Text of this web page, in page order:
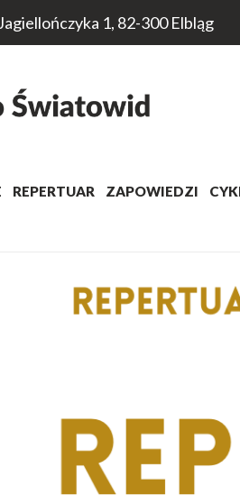
1, 82-300 Elbląg
REPERTUAR ZAPOWIEDZI